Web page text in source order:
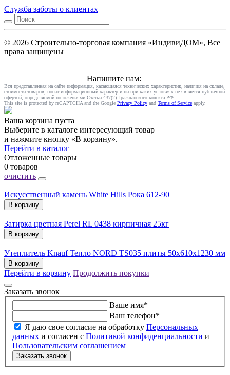
Служба заботы о клиентах
© 2026 Строительно-торговая компания «ИндивиДОМ», Все
права защищены
Напишите нам:
Вся представленная на сайте информация, касающаяся технических характеристик, наличия на складе,
стоимости товаров, носит информационный характер и ни при каких условиях не является публичной
офертой, определяемой положениями Статьи 437(2) Гражданского кодекса РФ.
This site is protected by reCAPTCHA and the Google Privacy Policy and Terms of Service apply.
Ваша корзина пуста
Выберите в каталоге интересующий товар
и нажмите кнопку «В корзину».
Перейти в каталог
Отложенные товары
0 товаров
очистить
Искусственный камень White Hills Рока 612-90
В корзину
Затирка цветная Perel RL 0438 кирпичная 25кг
В корзину
Утеплитель Knauf Тепло NORD TS035 плиты 50х610х1230 мм
В корзину
Перейти в корзину Продолжить покупки
Заказать звонок
Ваше имя*
Ваш телефон*
Я даю свое согласие на обработку Персональных
данных и согласен с Политикой конфиденциальности и
Пользовательским соглашением
Заказать звонок